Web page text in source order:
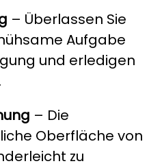
– Überlassen Sie
Aufgabe
und erledigen
– Die
Oberfläche von
zu